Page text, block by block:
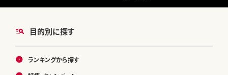
目的別に探す
ランキングから探す